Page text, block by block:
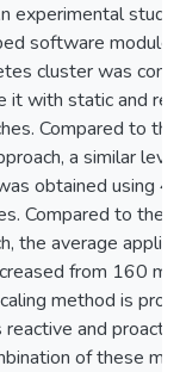
experimental
software module
cluster was
it with static and
Compared to
a similar
obtained using
Compared to the
the average
from 160
method is
reactive and
of these